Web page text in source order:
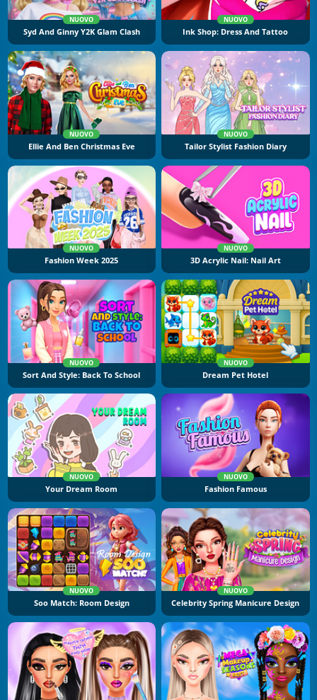
NUOVO
Syd And Ginny Y2K Glam Clash
NUOVO
Ink Shop: Dress And Tattoo
NUOVO
Ellie And Ben Christmas Eve
NUOVO
Tailor Stylist Fashion Diary
NUOVO
Fashion Week 2025
NUOVO
3D Acrylic Nail: Nail Art
NUOVO
Sort And Style: Back To School
NUOVO
Dream Pet Hotel
NUOVO
Your Dream Room
NUOVO
Fashion Famous
NUOVO
Soo Match: Room Design
NUOVO
Celebrity Spring Manicure Design